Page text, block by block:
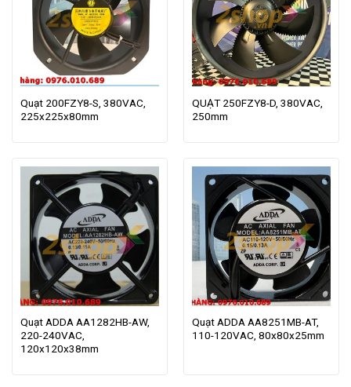
Quạt 200FZY8-S, 380VAC,
225x225x80mm
QUẠT 250FZY8-D, 380VAC,
250mm
Quạt ADDA AA1282HB-AW,
220-240VAC,
120x120x38mm
Quạt ADDA AA8251MB-AT,
110-120VAC, 80x80x25mm